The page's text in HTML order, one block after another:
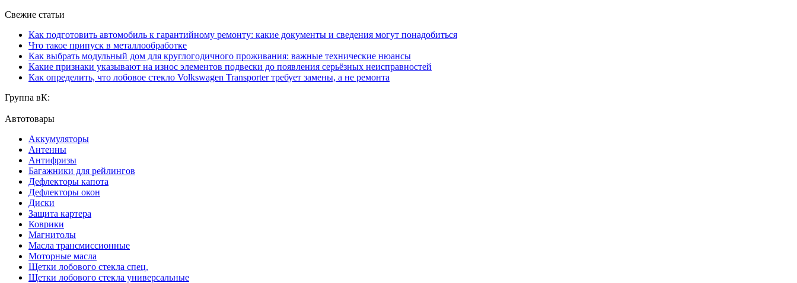
Свежие статьи
Как подготовить автомобиль к гарантийному ремонту: какие документы и сведения могут понадобиться
Что такое припуск в металлообработке
Как выбрать модульный дом для круглогодичного проживания: важные технические нюансы
Какие признаки указывают на износ элементов подвески до появления серьёзных неисправностей
Как определить, что лобовое стекло Volkswagen Transporter требует замены, а не ремонта
Группа вК:
Автотовары
Аккумуляторы
Антенны
Антифризы
Багажники для рейлингов
Дефлекторы капота
Дефлекторы окон
Диски
Защита картера
Коврики
Магнитолы
Масла трансмиссионные
Моторные масла
Щетки лобового стекла спец.
Щетки лобового стекла универсальные